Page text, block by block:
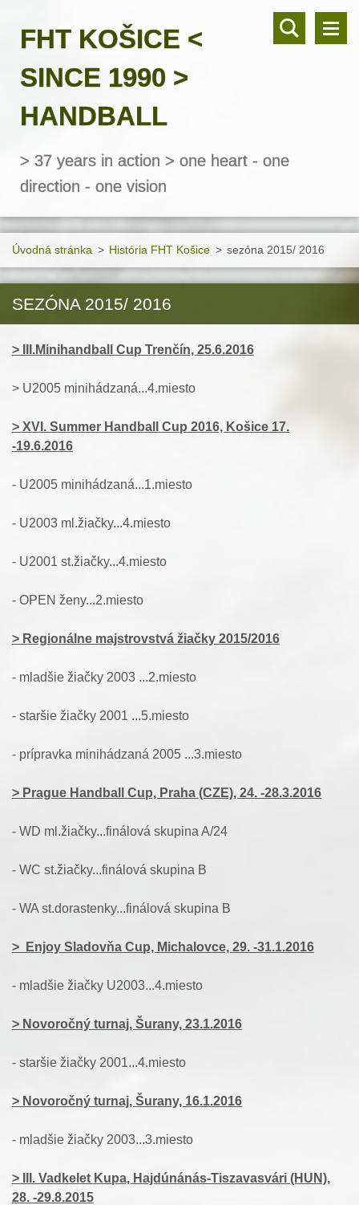
FHT KOŠICE <
SINCE 1990 >
HANDBALL
> 37 years in action > one heart - one
direction - one vision
Úvodná stránka > História FHT Košice > sezóna 2015/ 2016
SEZÓNA 2015/ 2016
> III.Minihandball Cup Trenčín, 25.6.2016
> U2005 minihádzaná...4.miesto
> XVI. Summer Handball Cup 2016, Košice 17.
-19.6.2016
- U2005 minihádzaná...1.miesto
- U2003 ml.žiačky...4.miesto
- U2001 st.žiačky...4.miesto
- OPEN ženy...2.miesto
> Regionálne majstrovstvá žiačky 2015/2016
- mladšie žiačky 2003 ...2.miesto
- staršie žiačky 2001 ...5.miesto
- prípravka minihádzaná 2005 ...3.miesto
> Prague Handball Cup, Praha (CZE), 24. -28.3.2016
- WD ml.žiačky...finálová skupina A/24
- WC st.žiačky...finálová skupina B
- WA st.dorastenky...finálová skupina B
> Enjoy Sladovňa Cup, Michalovce, 29. -31.1.2016
- mladšie žiačky U2003...4.miesto
> Novoročný turnaj, Šurany, 23.1.2016
- staršie žiačky 2001...4.miesto
> Novoročný turnaj, Šurany, 16.1.2016
- mladšie žiačky 2003...3.miesto
> III. Vadkelet Kupa, Hajdúnánás-Tiszavasvári (HUN),
28. -29.8.2015